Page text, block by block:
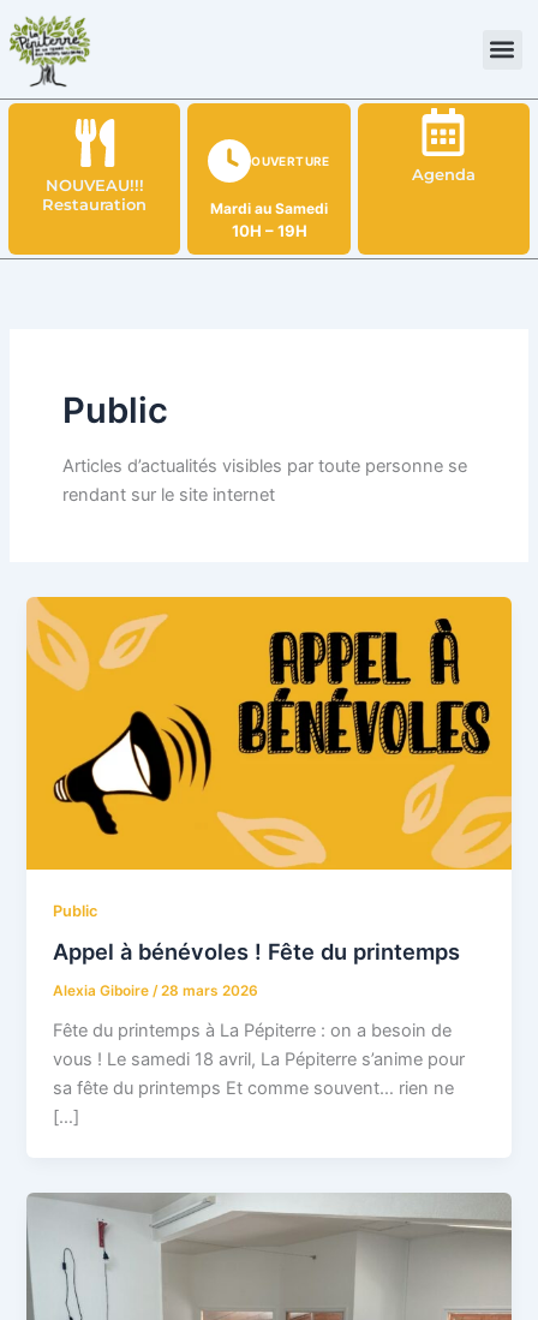
Aller
au
contenu
NOUVEAU!!!
Restauration
OUVERTURE
Mardi au Samedi
10H – 19H
Agenda
Public
Articles d’actualités visibles par toute personne se
rendant sur le site internet
Public
Appel à bénévoles ! Fête du printemps
Alexia Giboire/28 mars 2026
Fête du printemps à La Pépiterre : on a besoin de
vous ! Le samedi 18 avril, La Pépiterre s’anime pour
sa fête du printemps Et comme souvent… rien ne
[…]